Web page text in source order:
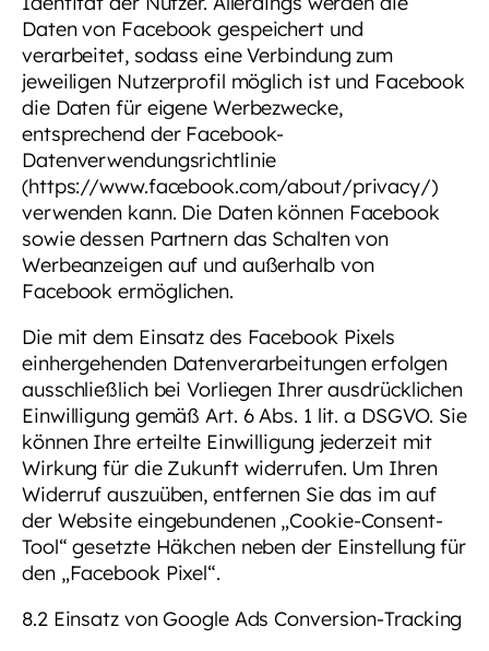
Daten von Facebook gespeichert und
verarbeitet, sodass eine Verbindung zum
jeweiligen Nutzerprofil möglich ist und Facebook
die Daten für eigene Werbezwecke,
entsprechend der Facebook-
Datenverwendungsrichtlinie
(https://www.facebook.com/about/privacy/)
verwenden kann. Die Daten können Facebook
sowie dessen Partnern das Schalten von
Werbeanzeigen auf und außerhalb von
Facebook ermöglichen.
Die mit dem Einsatz des Facebook Pixels
einhergehenden Datenverarbeitungen erfolgen
ausschließlich bei Vorliegen Ihrer ausdrücklichen
Einwilligung gemäß Art. 6 Abs. 1 lit. a DSGVO. Sie
können Ihre erteilte Einwilligung jederzeit mit
Wirkung für die Zukunft widerrufen. Um Ihren
Widerruf auszuüben, entfernen Sie das im auf
der Website eingebundenen „Cookie-Consent-
Tool“ gesetzte Häkchen neben der Einstellung für
den „Facebook Pixel“.
8.2 Einsatz von Google Ads Conversion-Tracking